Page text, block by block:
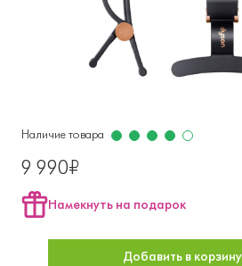
Наличие товара
9 990₽
Намекнуть на подарок
Добавить в корзину